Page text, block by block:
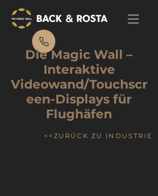
Die Magic Wall –
Interaktive
Videowand/Touchscr
een-Displays für
Flughäfen
<<ZURÜCK ZU INDUSTRIE